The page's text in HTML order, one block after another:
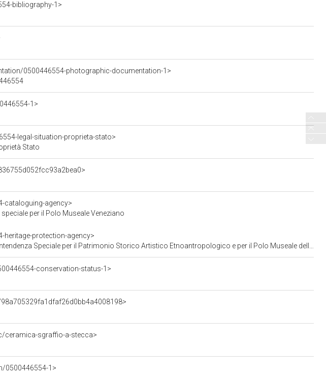
bibliography-1>
0500446554-photographic-documentation-1>
1>
legal-situation-proprieta-stato>
Stato
cataloguing-agency>
per il Polo Museale Veneziano
protection-agency>
il Patrimonio Storico Artistico Etnoantropologico e per il Polo Museale della citta' di Venezia e dei comuni della gronda lagunare
conservation-status-1>
ceramica-sgraffio-a-stecca>
0500446554-1>